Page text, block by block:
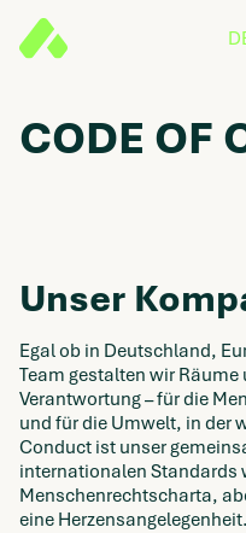
CODE OF
Unser
Egal ob in Deutschland,
Team gestalten wir
Verantwortung – für die
und für die Umwelt, in der
Conduct ist unser
internationalen Standards
Menschenrechtscharta,
eine Herzensangelegenheit.